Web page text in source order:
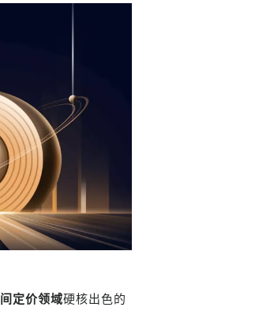
定价领域硬核出色的